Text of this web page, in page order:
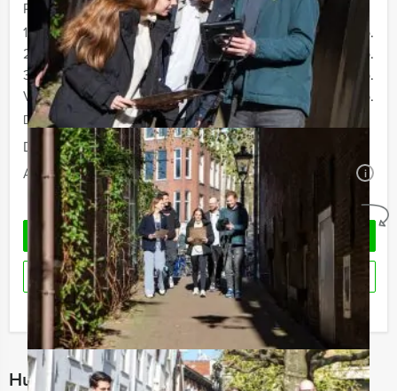
Prijs :
12 - 19 personen
€ 34,50 p.p.
20 - 29 personen
€ 32,50 p.p.
30 - 39 personen
€ 29,50 p.p.
Vanaf 40 personen
€ 27,50 p.p.
De prijzen zijn exclusief BTW
Duur:
2 uur en 30 minuten
Aantal:
Minimaal 12 personen i
Geheel vrijblijvend
OFFERTE AANVRAGEN
RESERVEREN
Ik heb een vraag over dit uitje
Hulp nodig bij het kiezen?